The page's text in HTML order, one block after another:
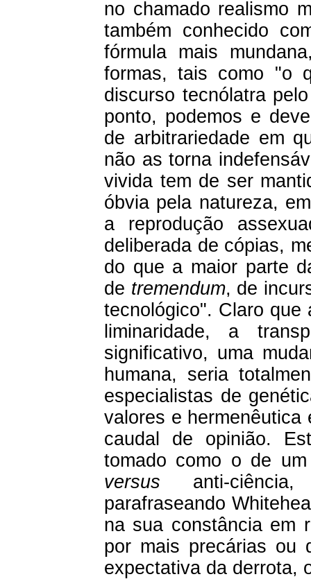
no chamado realismo
também conhecido
fórmula mais
formas, tais como "o
discurso tecnólatra
ponto, podemos e
de arbitrariedade em
não as torna
vivida tem de ser
óbvia pela natureza,
a reprodução
deliberada de cópias,
do que a maior parte
de tremendum, de
tecnológico". Claro que
liminaridade, a
significativo, uma
humana, seria
especialistas de
valores e
caudal de opinião.
tomado como o de
versus anti-
parafraseando
na sua constância em
por mais precárias ou
expectativa da derrota,